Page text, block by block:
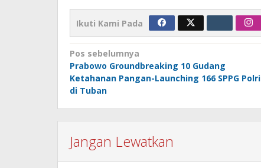
Ikuti Kami Pada
Navigasi
pos
Pos sebelumnya
Prabowo Groundbreaking 10 Gudang
Ketahanan Pangan-Launching 166 SPPG Polri
di Tuban
Jangan Lewatkan